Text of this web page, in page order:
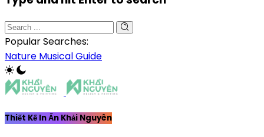
Popular Searches:
Nature MusicalGuide
Thiết Kế In Ấn Khải Nguyên